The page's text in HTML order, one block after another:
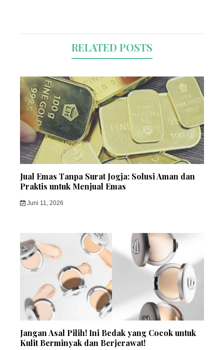
RELATED POSTS
Jual Emas Tanpa Surat Jogja: Solusi Aman dan
Praktis untuk Menjual Emas
Juni 11, 2026
Jangan Asal Pilih! Ini Bedak yang Cocok untuk
Kulit Berminyak dan Berjerawat!